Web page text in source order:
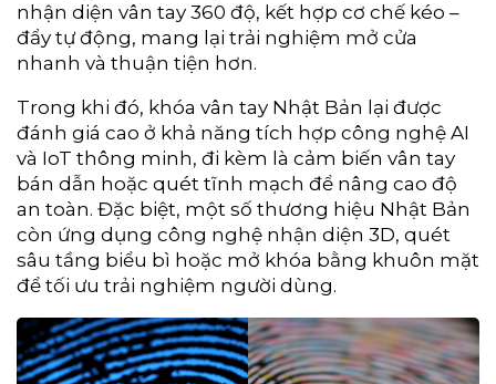
nhận diện vân tay 360 độ, kết hợp cơ chế kéo –
đẩy tự động, mang lại trải nghiệm mở cửa
nhanh và thuận tiện hơn.
Trong khi đó, khóa vân tay Nhật Bản lại được
đánh giá cao ở khả năng tích hợp công nghệ AI
và IoT thông minh, đi kèm là cảm biến vân tay
bán dẫn hoặc quét tĩnh mạch để nâng cao độ
an toàn. Đặc biệt, một số thương hiệu Nhật Bản
còn ứng dụng công nghệ nhận diện 3D, quét
sâu tầng biểu bì hoặc mở khóa bằng khuôn mặt
để tối ưu trải nghiệm người dùng.